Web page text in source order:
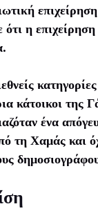
ότι η
κάτοικοι της
ένα
τη Χαμάς και